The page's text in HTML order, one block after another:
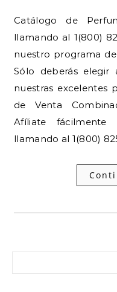
Catálogo de Perfumes Ordena tus Catalogos
llamando al 1(800)
nuestro programa de
Sólo deberás elegir
nuestras excelentes
de Venta
Afíliate
llamando al 1(800)